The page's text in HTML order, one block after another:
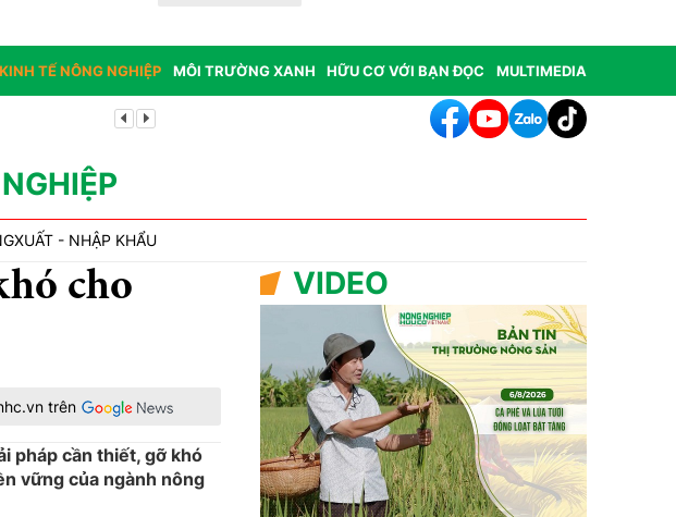
KINH TẾ NÔNG NGHIỆP MÔI TRƯỜNG XANH HỮU CƠ VỚI BẠN ĐỌC MULTIMEDIA
Bổ nhiệm Phó Tổng Giám đốc Trung tâm Truyền thông - Truyền hình Việt - Đức
XUẤT - NHẬP KHẨU
cho
trên
pháp cần thiết, gỡ khó
vững của ngành nông
VIDEO